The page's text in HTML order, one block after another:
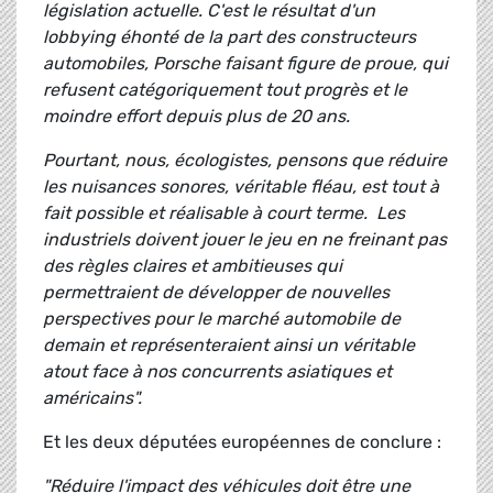
législation actuelle. C'est le résultat d'un
lobbying éhonté de la part des constructeurs
automobiles, Porsche faisant figure de proue, qui
refusent catégoriquement tout progrès et le
moindre effort depuis plus de 20 ans.
Pourtant, nous, écologistes, pensons que réduire
les nuisances sonores, véritable fléau, est tout à
fait possible et réalisable à court terme. Les
industriels doivent jouer le jeu en ne freinant pas
des règles claires et ambitieuses qui
permettraient de développer de nouvelles
perspectives pour le marché automobile de
demain et représenteraient ainsi un véritable
atout face à nos concurrents asiatiques et
américains".
Et les deux députées européennes de conclure :
"Réduire l'impact des véhicules doit être une